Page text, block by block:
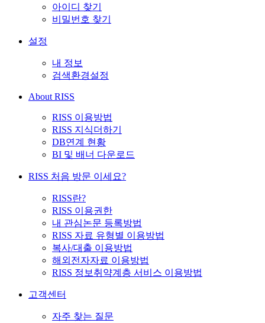
아이디 찾기
비밀번호 찾기
설정
내 정보
검색환경설정
About RISS
RISS 이용방법
RISS 지식더하기
DB연계 현황
BI 및 배너 다운로드
RISS 처음 방문 이세요?
RISS란?
RISS 이용권한
내 관심논문 등록방법
RISS 자료 유형별 이용방법
복사/대출 이용방법
해외전자자료 이용방법
RISS 정보취약계층 서비스 이용방법
고객센터
자주 찾는 질문